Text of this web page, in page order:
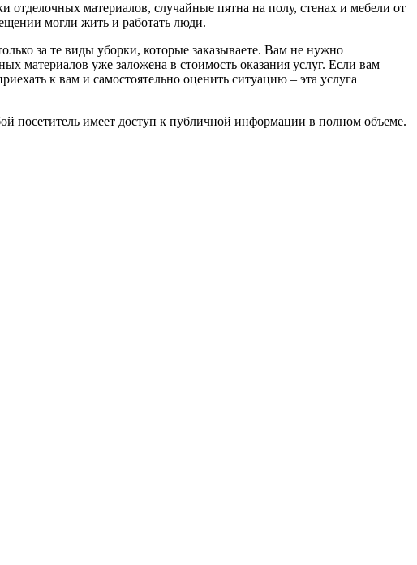
материалов, случайные пятна на полу, стенах и мебели от
могли жить и работать люди.
за те виды уборки, которые заказываете. Вам не нужно
материалов уже заложена в стоимость оказания услуг. Если вам
к вам и самостоятельно оценить ситуацию – эта услуга
имеет доступ к публичной информации в полном объеме.